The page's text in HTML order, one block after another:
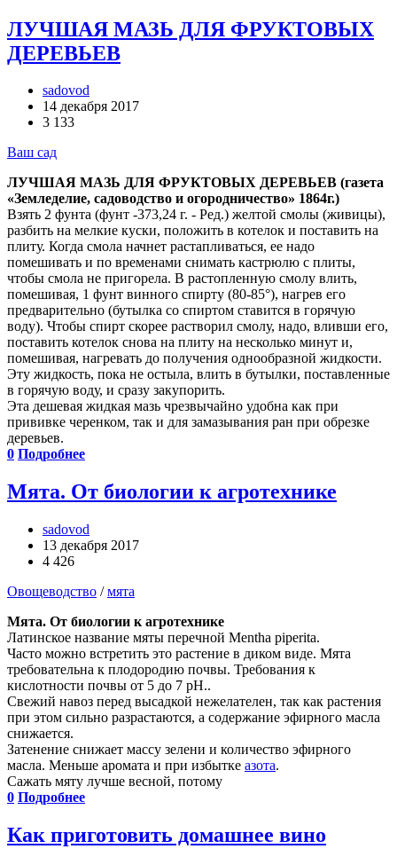
ЛУЧШАЯ МАЗЬ ДЛЯ ФРУКТОВЫХ
ДЕРЕВЬЕВ
sadovod
14 декабря 2017
3 133
Ваш сад
ЛУЧШАЯ МАЗЬ ДЛЯ ФРУКТОВЫХ ДЕРЕВЬЕВ (газета
«Земледелие, садоводство и огородничество» 1864г.)
Взять 2 фунта (фунт -373,24 г. - Ред.) желтой смолы (живицы),
разбить на мелкие куски, положить в котелок и поставить на
плиту. Когда смола начнет растапливаться, ее надо
помешивать и по временами снимать кастрюлю с плиты,
чтобы смола не пригорела. В растопленную смолу влить,
помешивая, 1 фунт винного спирту (80-85°), нагрев его
предварительно (бутылка со спиртом ставится в горячую
воду). Чтобы спирт скорее растворил смолу, надо, вливши его,
поставить котелок снова на плиту на несколько минут и,
помешивая, нагревать до получения однообразной жидкости.
Эту жидкость, пока не остыла, влить в бутылки, поставленные
в горячую воду, и сразу закупорить.
Эта дешевая жидкая мазь чрезвычайно удобна как при
прививке черенком, так и для замазывания ран при обрезке
деревьев.
0 Подробнее
Мята. От биологии к агротехнике
sadovod
13 декабря 2017
4 426
Овощеводство /мята
Мята. От биологии к агротехнике
Латинское название мяты перечной Mentha piperita.
Часто можно встретить это растение в диком виде. Мята
требовательна к плодородию почвы. Требования к
кислотности почвы от 5 до 7 pH..
Свежий навоз перед высадкой нежелателен, так как растения
при этом сильно разрастаются, а содержание эфирного масла
снижается.
Затенение снижает массу зелени и количество эфирного
масла. Меньше аромата и при избытке азота.
Сажать мяту лучше весной, потому
0 Подробнее
Как приготовить домашнее вино